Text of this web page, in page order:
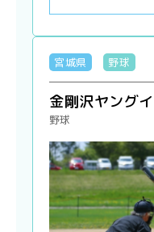
宮城県 野球
金剛沢ヤング
野球